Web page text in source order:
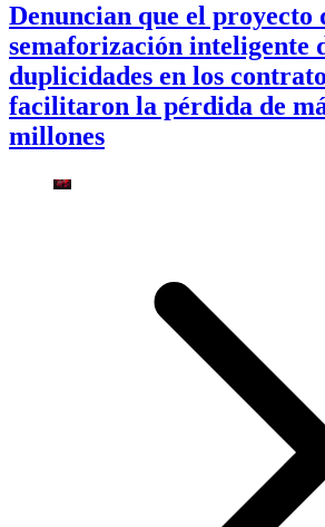
Denuncian que el proyecto
semaforización inteligente
duplicidades en los
facilitaron la pérdida de
millones